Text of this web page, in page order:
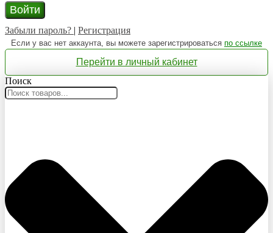
Войти
Забыли пароль? | Регистрация
Если у вас нет аккаунта, вы можете зарегистрироваться по ссылке
Перейти в личный кабинет
Поиск